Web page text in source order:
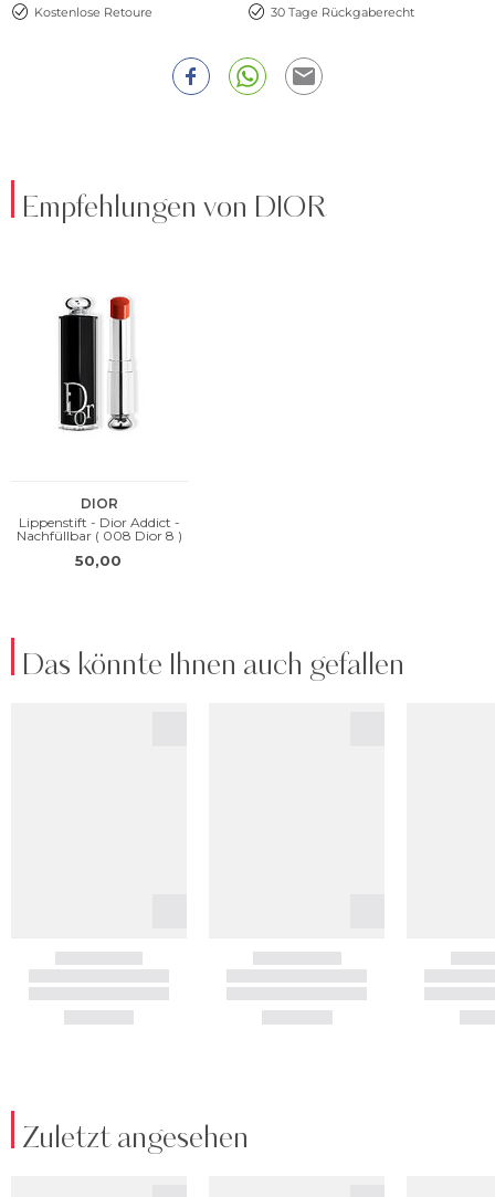
Kostenlose Retoure
30 Tage Rückgaberecht
Empfehlungen von DIOR
Das könnte Ihnen auch gefallen
Zuletzt angesehen